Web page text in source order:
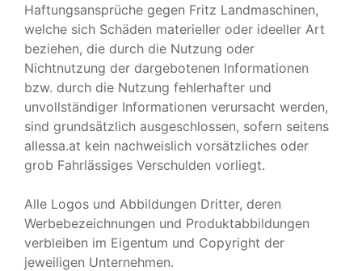
Haftungsansprüche gegen Fritz Landmaschinen,
welche sich Schäden materieller oder ideeller Art
beziehen, die durch die Nutzung oder
Nichtnutzung der dargebotenen Informationen
bzw. durch die Nutzung fehlerhafter und
unvollständiger Informationen verursacht werden,
sind grundsätzlich ausgeschlossen, sofern seitens
allessa.at kein nachweislich vorsätzliches oder
grob Fahrlässiges Verschulden vorliegt.
Alle Logos und Abbildungen Dritter, deren
Werbebezeichnungen und Produktabbildungen
verbleiben im Eigentum und Copyright der
jeweiligen Unternehmen.